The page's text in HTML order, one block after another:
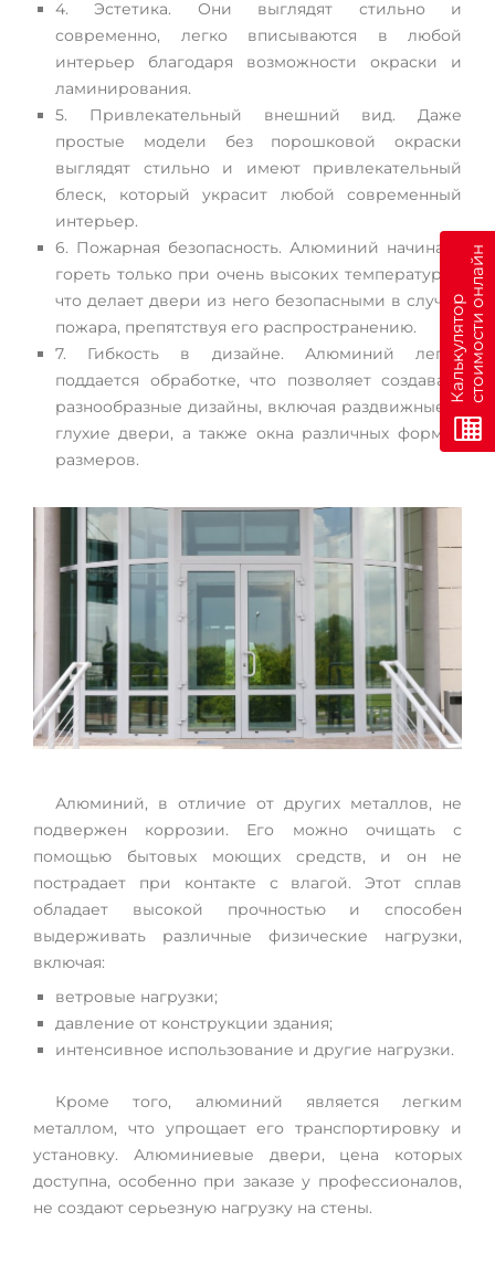
4. Эстетика. Они выглядят стильно и
современно, легко вписываются в любой
интерьер благодаря возможности окраски и
ламинирования.
5. Привлекательный внешний вид. Даже
простые модели без порошковой окраски
выглядят стильно и имеют привлекательный
блеск, который украсит любой современный
интерьер.
6. Пожарная безопасность. Алюминий начинает
гореть только при очень высоких температурах,
что делает двери из него безопасными в случае
пожара, препятствуя его распространению.
7. Гибкость в дизайне. Алюминий легко
поддается обработке, что позволяет создавать
разнообразные дизайны, включая раздвижные и
глухие двери, а также окна различных форм и
размеров.
Алюминий, в отличие от других металлов, не
подвержен коррозии. Его можно очищать с
помощью бытовых моющих средств, и он не
пострадает при контакте с влагой. Этот сплав
обладает высокой прочностью и способен
выдерживать различные физические нагрузки,
включая:
ветровые нагрузки;
давление от конструкции здания;
интенсивное использование и другие нагрузки.
Кроме того, алюминий является легким
металлом, что упрощает его транспортировку и
установку. Алюминиевые двери, цена которых
доступна, особенно при заказе у профессионалов,
не создают серьезную нагрузку на стены.
К
а
л
ь
к
у
л
я
т
о
р
с
т
о
и
м
о
с
т
и
о
н
л
а
йн